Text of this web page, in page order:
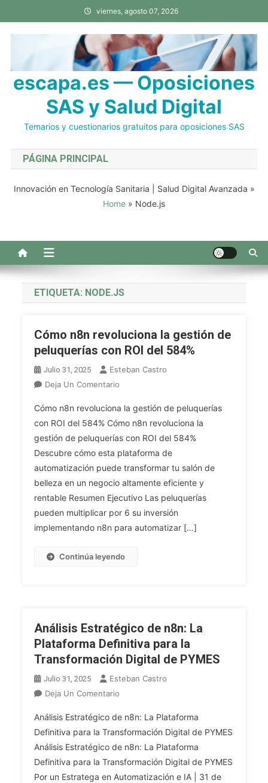
al
contenido
viernes, agosto 07, 2026
escapa.es — Oposiciones
SAS y Salud Digital
Temarios y cuestionarios gratuitos para oposiciones SAS
PÁGINA PRINCIPAL
Innovación en Tecnología Sanitaria | Salud Digital Avanzada »
Home » Node.js
ETIQUETA: NODE.JS
Cómo n8n revoluciona la gestión de
peluquerías con ROI del 584%
Julio 31, 2025
Esteban Castro
Deja Un Comentario
N8n
Revoluciona
La
Gestión
De
Peluquerías
Con
ROI
Cómo n8n revoluciona la gestión de peluquerías
con ROI del 584% Cómo n8n revoluciona la
gestión de peluquerías con ROI del 584%
Descubre cómo esta plataforma de
automatización puede transformar tu salón de
belleza en un negocio altamente eficiente y
rentable Resumen Ejecutivo Las peluquerías
pueden multiplicar por 6 su inversión
implementando n8n para automatizar […]
Continúa leyendo
Análisis Estratégico de n8n: La
Plataforma Definitiva para la
Transformación Digital de PYMES
Julio 31, 2025
Esteban Castro
Deja Un Comentario
Estratégico
De
N8n:
La
Plataforma
Análisis Estratégico de n8n: La Plataforma
Definitiva para la Transformación Digital de PYMES
Análisis Estratégico de n8n: La Plataforma
Definitiva para la Transformación Digital de PYMES
Por un Estratega en Automatización e IA | 31 de